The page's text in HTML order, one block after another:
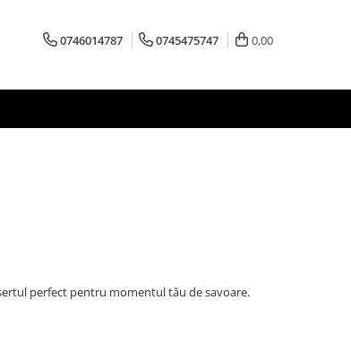
0746014787 0745475747 0,00
perfect pentru momentul tău de savoare.